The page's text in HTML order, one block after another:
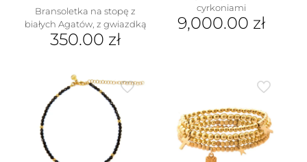
Bransoletka na stopę z
białych Agatów, z gwiazdką
350.00 zł
cyrkoniami
9,000.00 zł